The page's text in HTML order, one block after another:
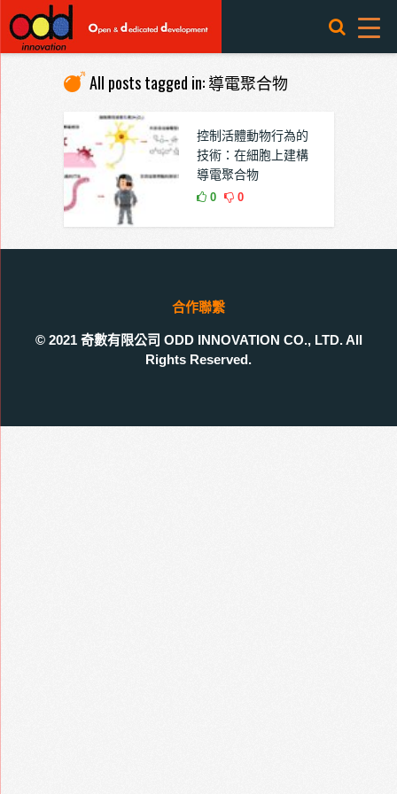
All posts tagged in: 導電聚合物
控制活體動物行為的
技術：在細胞上建構
導電聚合物
0 0
合作聯繫
© 2021 奇數有限公司 ODD INNOVATION CO., LTD. All
Rights Reserved.